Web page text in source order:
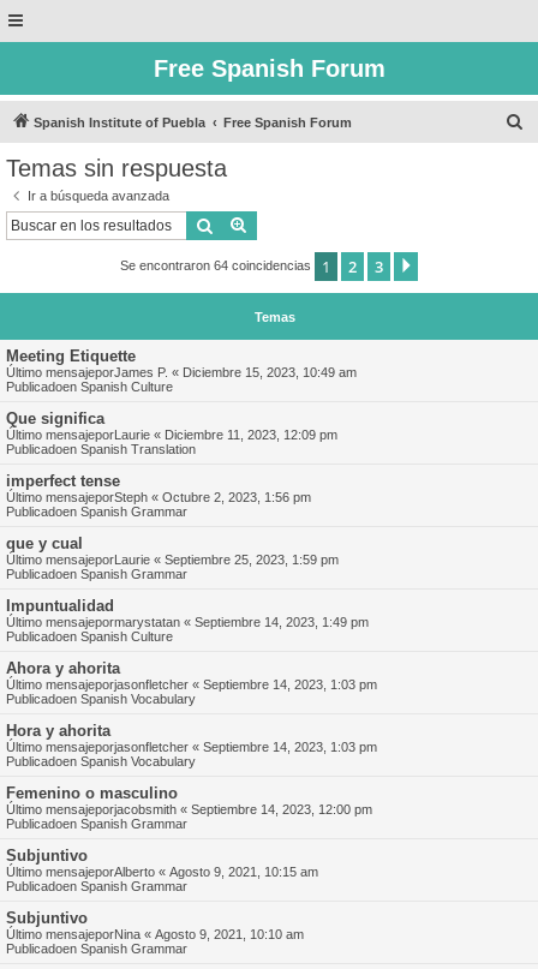
Free Spanish Forum
Spanish Institute of Puebla Free Spanish Forum
Temas sin respuesta
Ir a búsqueda avanzada
Buscar
Se encontraron 64 coincidencias 1 2 3
Temas
Meeting Etiquette
Último mensajeporJames P. « Diciembre 15, 2023, 10:49 am
Publicadoen Spanish Culture
Que significa
Último mensajeporLaurie « Diciembre 11, 2023, 12:09 pm
Publicadoen Spanish Translation
imperfect tense
Último mensajeporSteph « Octubre 2, 2023, 1:56 pm
Publicadoen Spanish Grammar
que y cual
Último mensajeporLaurie « Septiembre 25, 2023, 1:59 pm
Publicadoen Spanish Grammar
Impuntualidad
Último mensajepormarystatan « Septiembre 14, 2023, 1:49 pm
Publicadoen Spanish Culture
Ahora y ahorita
Último mensajeporjasonfletcher « Septiembre 14, 2023, 1:03 pm
Publicadoen Spanish Vocabulary
Hora y ahorita
Último mensajeporjasonfletcher « Septiembre 14, 2023, 1:03 pm
Publicadoen Spanish Vocabulary
Femenino o masculino
Último mensajeporjacobsmith « Septiembre 14, 2023, 12:00 pm
Publicadoen Spanish Grammar
Subjuntivo
Último mensajeporAlberto « Agosto 9, 2021, 10:15 am
Publicadoen Spanish Grammar
Subjuntivo
Último mensajeporNina « Agosto 9, 2021, 10:10 am
Publicadoen Spanish Grammar